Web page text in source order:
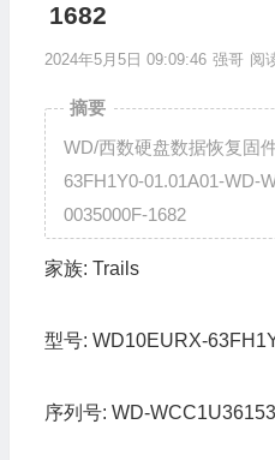
1682
2024年5月5日 09:09:46 强哥 阅
摘要
WD/西数硬盘数据恢复固
63FH1Y0-01.01A01-WD-
0035000F-1682
家族: Trails
型号: WD10EURX-
序列号: WD-